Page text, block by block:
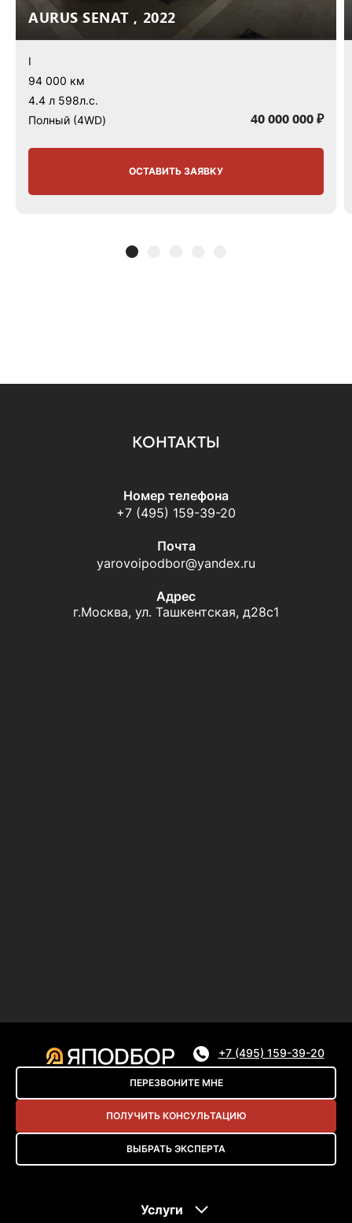
AURUS SENAT , 2022
I
94 000 км
4.4 л 598л.с.
Полный (4WD)
40 000 000 ₽
ОСТАВИТЬ ЗАЯВКУ
КОНТАКТЫ
Номер телефона
+7 (495) 159-39-20
Почта
yarovoipodbor@yandex.ru
Адрес
г.Москва, ул. Ташкентская, д28с1
+7 (495) 159-39-20
ПЕРЕЗВОНИТЕ МНЕ
ПОЛУЧИТЬ КОНСУЛЬТАЦИЮ
ВЫБРАТЬ ЭКСПЕРТА
Услуги